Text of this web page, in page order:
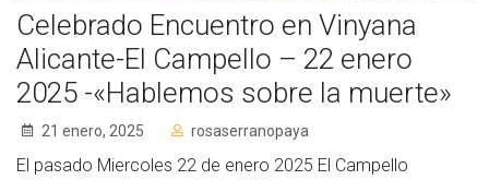
Celebrado Encuentro en Vinyana
Alicante-El Campello – 22 enero
2025 -«Hablemos sobre la muerte»
21 enero, 2025 rosaserranopaya
El pasado Miercoles 22 de enero 2025 El Campello